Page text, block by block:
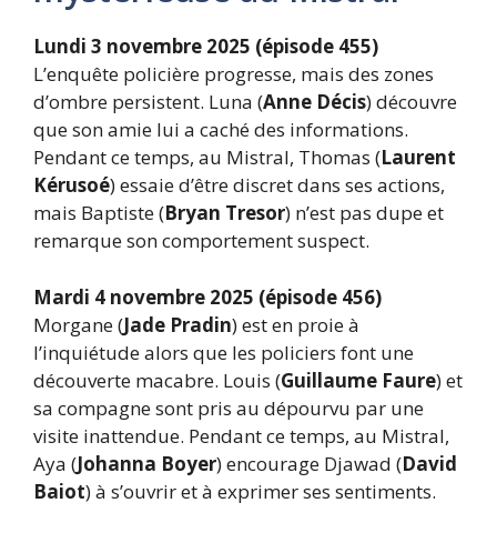
Lundi 3 novembre 2025 (épisode 455)
L’enquête policière progresse, mais des zones
d’ombre persistent. Luna (Anne Décis) découvre
que son amie lui a caché des informations.
Pendant ce temps, au Mistral, Thomas (Laurent
Kérusoé) essaie d’être discret dans ses actions,
mais Baptiste (Bryan Tresor) n’est pas dupe et
remarque son comportement suspect.
Mardi 4 novembre 2025 (épisode 456)
Morgane (Jade Pradin) est en proie à
l’inquiétude alors que les policiers font une
découverte macabre. Louis (Guillaume Faure) et
sa compagne sont pris au dépourvu par une
visite inattendue. Pendant ce temps, au Mistral,
Aya (Johanna Boyer) encourage Djawad (David
Baiot) à s’ouvrir et à exprimer ses sentiments.